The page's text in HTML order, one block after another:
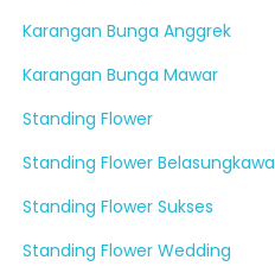
Karangan Bunga Anggrek
Karangan Bunga Mawar
Standing Flower
Standing Flower Belasungkawa
Standing Flower Sukses
Standing Flower Wedding